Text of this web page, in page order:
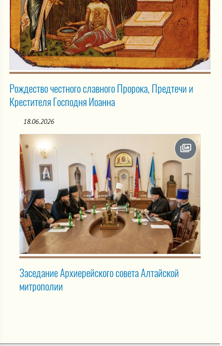
Рождество честного славного Пророка, Предтечи и
Крестителя Господня Иоанна
18.06.2026
Заседание Архиерейского совета Алтайской
митрополии